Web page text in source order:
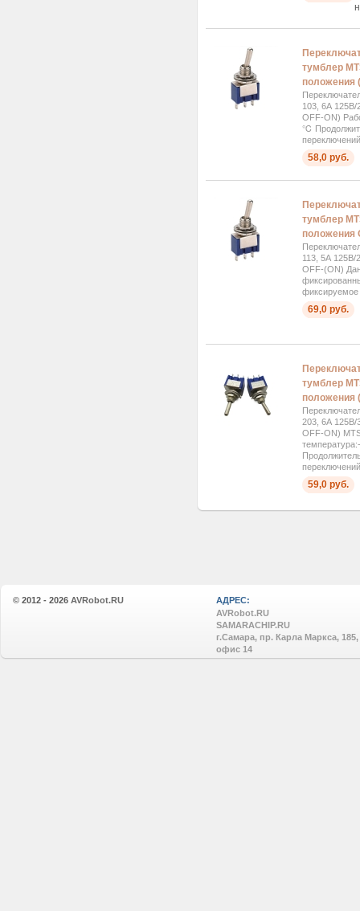
тумблер
положения
103, 6А 125В/
OFF-ON)
℃
58,0 руб.
тумблер
положения
113, 5А 125В/
OFF-(ON)
фиксируемое
69,0 руб.
тумблер
положения
203, 6А 125В/
OFF-ON)
59,0 руб.
© 2012 - 2026 AVRobot.RU
АДРЕС:
AVRobot.RU
SAMARACHIP.RU
г.Самара, пр. Карла Маркса, 185,
офис 14